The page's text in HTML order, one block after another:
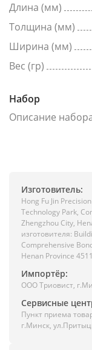
Длина (мм)
Толщина (мм)
Ширина (мм)
Вес (гр)
Набор
Описание
Изготовитель:
Hong Fu Jin
Technology Park,
Zhengzhou City,
изготовителя:
Comprehensive
Henan Province
Импортёр:
ООО Триовист,
Сервисные
Пункт приема
г.Минск,